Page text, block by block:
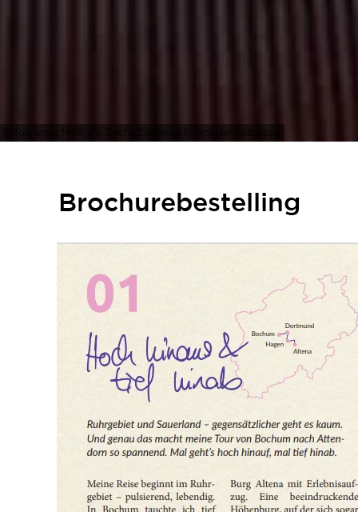
Tourismus NRW e.V., Zeche Zollverein Ruhrgebiet Rolltreppe
Brochurebestelling